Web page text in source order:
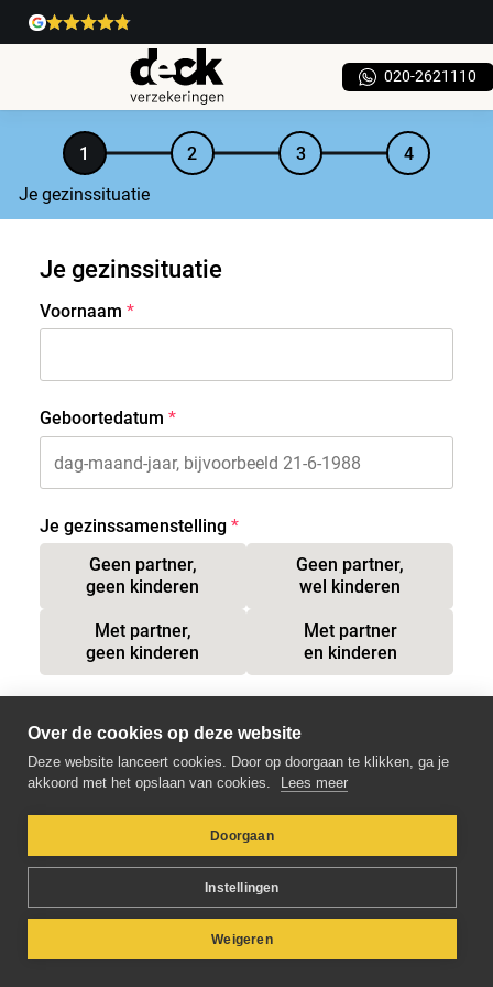
020-2621110
Je gezinssituatie
Je gezinssituatie
Voornaam
Geboortedatum
Je gezinssamenstelling
Geen partner,
geen kinderen
Geen partner,
wel kinderen
Met partner,
geen kinderen
Met partner
en kinderen
Over de cookies op deze website
Deze website lanceert cookies. Door op doorgaan te klikken, ga je
akkoord met het opslaan van cookies.
Lees meer
Doorgaan
Instellingen
Weigeren